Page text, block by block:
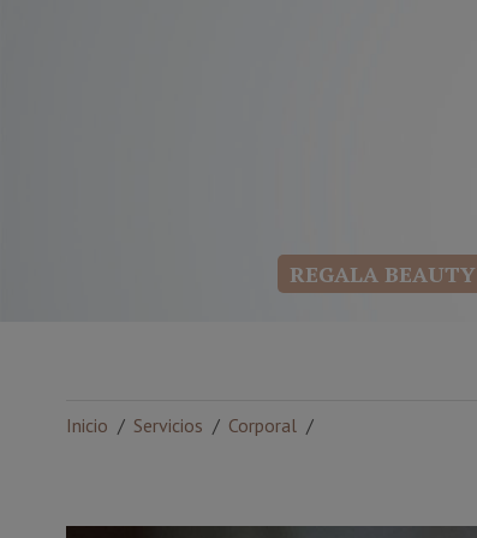
REGALA BEAUTY
Inicio Servicios Corporal